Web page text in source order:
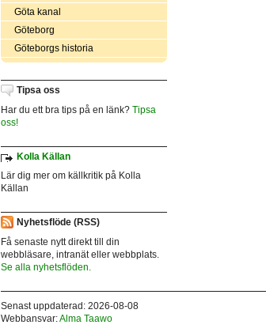
Göta kanal
Göteborg
Göteborgs historia
Tipsa oss
Har du ett bra tips på en länk? Tipsa
oss!
Kolla Källan
Lär dig mer om källkritik på Kolla
Källan
Nyhetsflöde (RSS)
Få senaste nytt direkt till din
webbläsare, intranät eller webbplats.
Se alla nyhetsflöden.
Senast uppdaterad: 2026-08-08
Webbansvar:Alma Taawo